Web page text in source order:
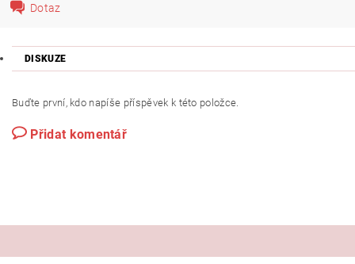
Dotaz
DISKUZE
Buďte první, kdo napíše příspěvek k této položce.
Přidat komentář